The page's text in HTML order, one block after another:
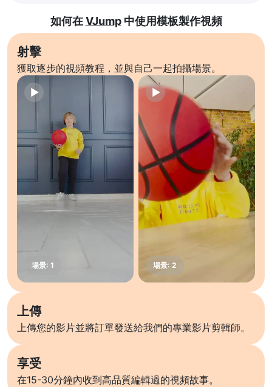
如何在VJump中使用模板製作視頻
射擊
獲取逐步的視頻教程，並與自己一起拍攝場景。
上傳
上傳您的影片並將訂單發送給我們的專業影片剪輯師。
享受
在15-30分鐘內收到高品質編輯過的視頻故事。